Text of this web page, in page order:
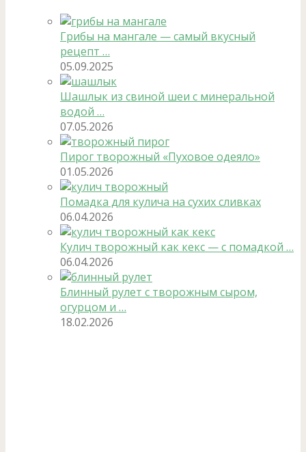
Грибы на мангале — самый вкусный
рецепт …
05.09.2025
Шашлык из свиной шеи с минеральной
водой …
07.05.2026
Пирог творожный «Пуховое одеяло»
01.05.2026
Помадка для кулича на сухих сливках
06.04.2026
Кулич творожный как кекс — с помадкой …
06.04.2026
Блинный рулет с творожным сыром,
огурцом и …
18.02.2026